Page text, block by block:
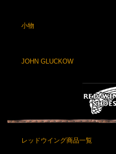
小物
JOHN GLUCKOW
レッドウイング商品一覧